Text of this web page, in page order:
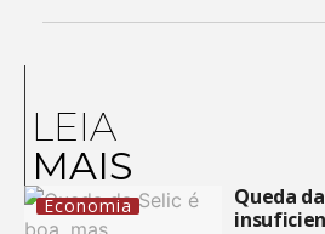
LEIA
MAIS
Economia
Queda